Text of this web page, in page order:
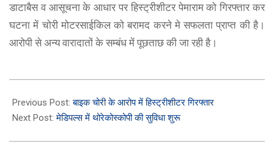
डाटाबैस व आसूचना के आधार पर हिस्ट्रीशीटर पेमाराम को गिरफ्तार कर
घटना में चोरी मोटरसाईकिल को बरामद करने मे सफलता प्राप्त की है।
आरोपी से अन्य वारादातों के सम्बंध में पूछताछ की जा रही है।
03-
10
Previous Post:बाइक चोरी के आरोप में हिस्ट्रीशीटर गिरफ्तार
Next Post:मेडिपल्स में थोरेकोस्कोपी की सुविधा शुरू